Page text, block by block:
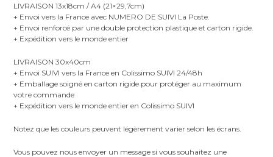
LIVRAISON 13x18cm / A4 (21×29,7cm)
+ Envoi vers la France avec NUMERO DE SUIVI La Poste.
+ Envoi renforcé par une double protection plastique et carton rigide.
+ Expédition vers le monde entier
LIVRAISON 30x40cm
+ Envoi SUIVI vers la France en Colissimo SUIVI 24/48h
+ Emballage soigné en carton rigide pour protéger au maximum
votre commande
+ Expédition vers le monde entier en Colissimo SUIVI
Notez que les couleurs peuvent légèrement varier selon les écrans.
Vous pouvez nous envoyer un message si vous souhaitez une